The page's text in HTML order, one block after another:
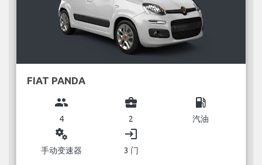
FIAT PANDA
group
4
business_center
2
local_gas_station
汽油
miscellaneous_services
手动变速器
login
3 门